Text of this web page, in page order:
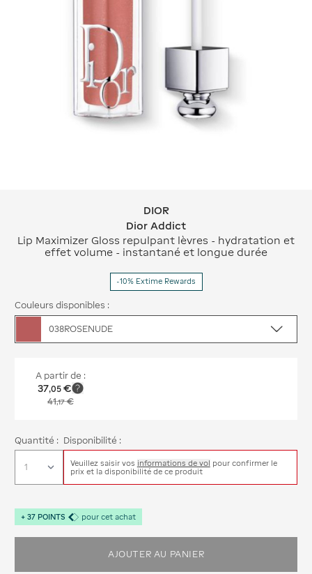
DIOR Dior AddictDIOR
Dior Addict
Lip Maximizer Gloss repulpant lèvres - hydratation et
effet volume - instantané et longue durée
-10% Extime Rewards
Couleurs disponibles :
038ROSENUDE
A partir de :
37,05 €
41,17€
Quantité : Disponibilité :
Veuillez saisir vos informations de vol pour confirmer le
prix et la disponibilité de ce produit
+ 37 POINTS pour cet achat
AJOUTER AU PANIER